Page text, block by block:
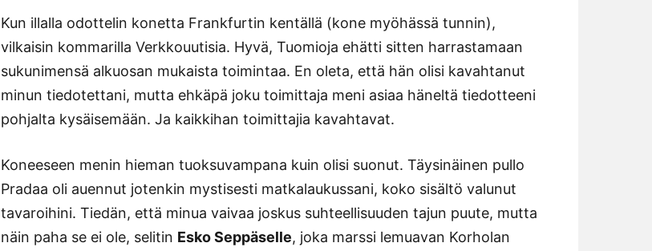
Kun illalla odottelin konetta Frankfurtin kentällä (kone myöhässä tunnin),
vilkaisin kommarilla Verkkouutisia. Hyvä, Tuomioja ehätti sitten harrastamaan
sukunimensä alkuosan mukaista toimintaa. En oleta, että hän olisi kavahtanut
minun tiedotettani, mutta ehkäpä joku toimittaja meni asiaa häneltä tiedotteeni
pohjalta kysäisemään. Ja kaikkihan toimittajia kavahtavat.
Koneeseen menin hieman tuoksuvampana kuin olisi suonut. Täysinäinen pullo
Pradaa oli auennut jotenkin mystisesti matkalaukussani, koko sisältö valunut
tavaroihini. Tiedän, että minua vaivaa joskus suhteellisuuden tajun puute, mutta
näin paha se ei ole, selitin Esko Seppäselle, joka marssi lemuavan Korholan